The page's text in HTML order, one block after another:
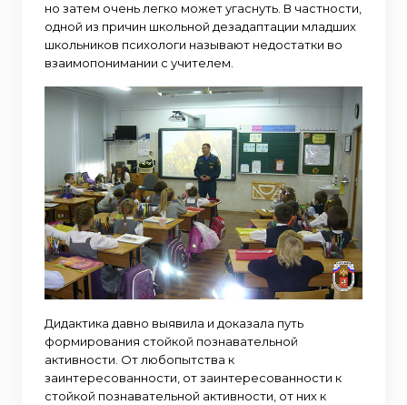
но затем очень легко может угаснуть. В частности,
одной из причин школьной дезадаптации младших
школьников психологи называют недостатки во
взаимопонимании с учителем.
Дидактика давно выявила и доказала путь
формирования стойкой познавательной
активности. От любопытства к
заинтересованности, от заинтересованности к
стойкой познавательной активности, от них к